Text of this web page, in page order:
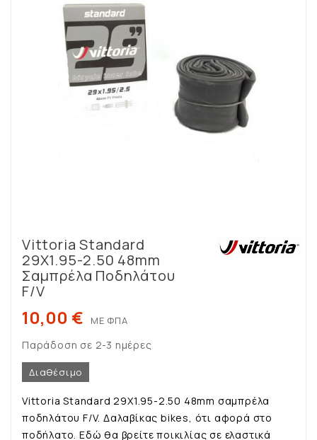
Vittoria Standard
29X1.95-2.50 48mm
Σαμπρέλα Ποδηλάτου
F/V
10,00 € ΜΕ ΦΠΑ
Παράδοση σε 2-3 ημέρες
Διαθέσιμο
Vittoria Standard 29X1.95-2.50 48mm σαμπρέλα
ποδηλάτου F/V. Δαλαβίκας bikes, ότι αφορά στο
ποδήλατο. Εδώ θα βρείτε ποικιλίας σε ελαστικά